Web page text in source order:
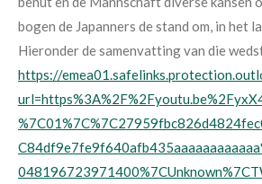
bogen de Japanners de stand om, in het
Hieronder de samenvatting van die
https://